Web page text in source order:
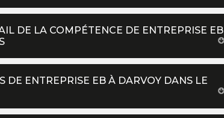
DE LA COMPÉTENCE DE ENTREPRISE EB
DE ENTREPRISE EB À DARVOY DANS LE